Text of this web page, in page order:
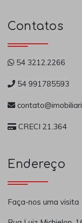
Contatos
54 3212.2266
54 991785593
CRECI 21.364
Endereço
Faça-nos uma visita